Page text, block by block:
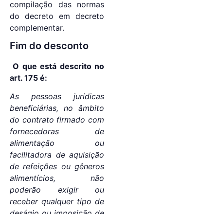
compilação das normas
do decreto em decreto
complementar.
Fim do desconto
O que está descrito no
art. 175 é:
As pessoas jurídicas
beneficiárias, no âmbito
do contrato firmado com
fornecedoras de
alimentação ou
facilitadora de aquisição
de refeições ou gêneros
alimentícios, não
poderão exigir ou
receber qualquer tipo de